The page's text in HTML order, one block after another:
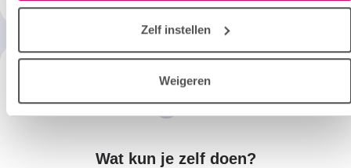
Zelf instellen
Weigeren
Wat kun je zelf doen?